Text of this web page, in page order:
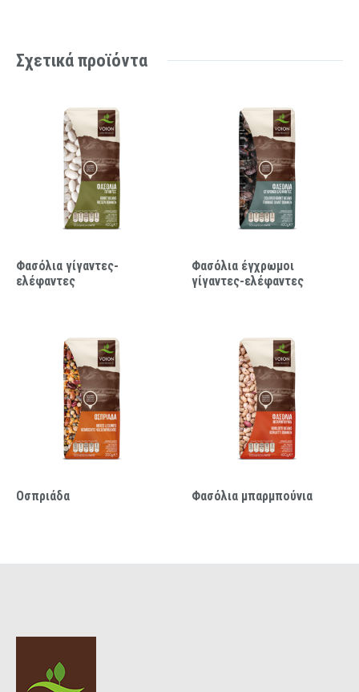
Σχετικά προϊόντα
Φασόλια γίγαντες-
ελέφαντες
Φασόλια έγχρωμοι
γίγαντες-ελέφαντες
Οσπριάδα Φασόλια μπαρμπούνια